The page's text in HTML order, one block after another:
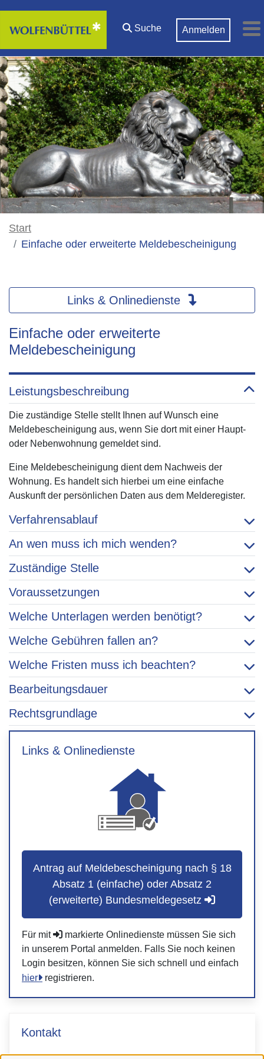
Zum Hauptinhalt springen
Suche
Anmelden
Start
Einfache oder erweiterte Meldebescheinigung
Links & Onlinedienste
Einfache oder erweiterte
Meldebescheinigung
Leistungsbeschreibung
Die zuständige Stelle stellt Ihnen auf Wunsch eine
Meldebescheinigung aus, wenn Sie dort mit einer Haupt-
oder Nebenwohnung gemeldet sind.
Eine Meldebescheinigung dient dem Nachweis der
Wohnung. Es handelt sich hierbei um eine einfache
Auskunft der persönlichen Daten aus dem Melderegister.
Verfahrensablauf
An wen muss ich mich wenden?
Zuständige Stelle
Voraussetzungen
Welche Unterlagen werden benötigt?
Welche Gebühren fallen an?
Welche Fristen muss ich beachten?
Bearbeitungsdauer
Rechtsgrundlage
Links & Onlinedienste
Antrag auf Meldebescheinigung nach § 18
Absatz 1 (einfache) oder Absatz 2
(erweiterte) Bundesmeldegesetz
Für mit
markierte Onlinedienste müssen Sie sich
in unserem Portal anmelden. Falls Sie noch keinen
Login besitzen, können Sie sich schnell und einfach
hier
registrieren.
Kontakt